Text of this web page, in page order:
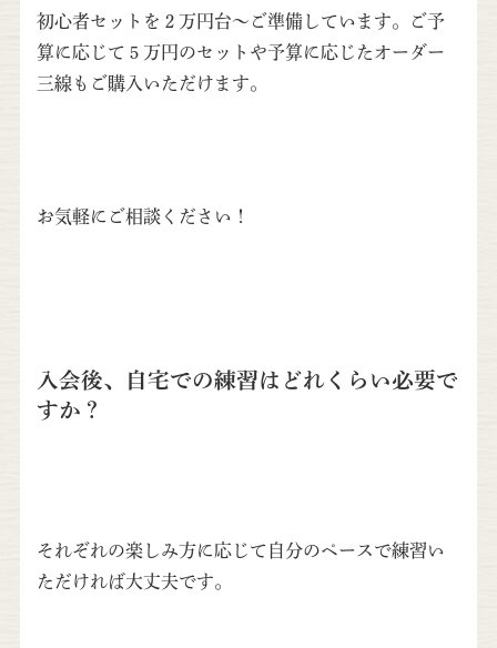
初心者セットを２万円台～ご準備しています。ご予
算に応じて５万円のセットや予算に応じたオーダー
三線もご購入いただけます。
お気軽にご相談ください！
入会後、自宅での練習はどれくらい必要で
すか？
それぞれの楽しみ方に応じて自分のペースで練習い
ただければ大丈夫です。